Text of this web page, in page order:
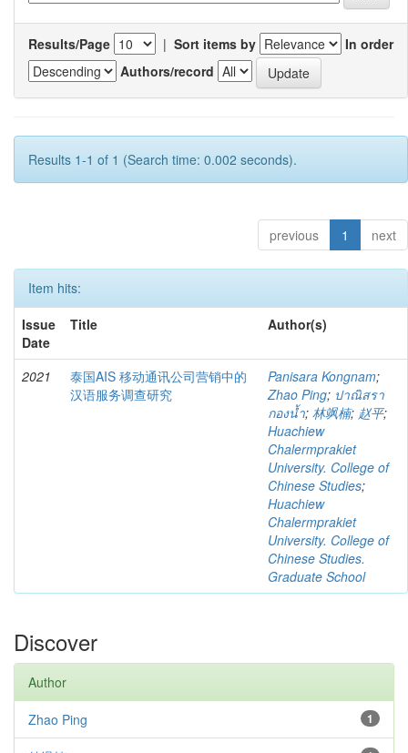
Results/Page | Sort items by
In order
Authors/record
Results 1-1 of 1 (Search time: 0.002 seconds).
previous 1 next
Item hits:
Issue
Date
Title Author(s)
2021
泰国AIS 移动通讯公司营销中的
汉语服务调查研究
Panisara Kongnam;
Zhao Ping; ปาณิสรา
กองน้ำ; 林飒楠; 赵平;
Huachiew
Chalermprakiet
University. College of
Chinese Studies;
Huachiew
Chalermprakiet
University. College of
Chinese Studies.
Graduate School
Discover
Author
1
Zhao Ping